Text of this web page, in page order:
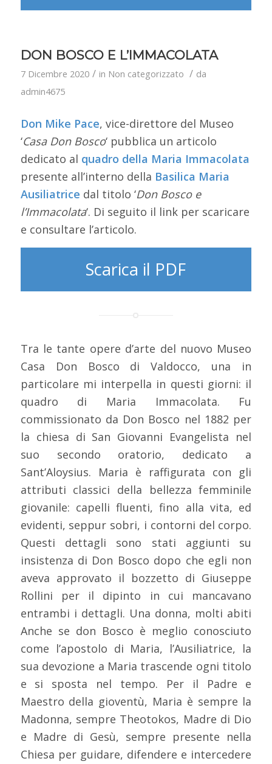
DON BOSCO E L’IMMACOLATA
7 Dicembre 2020 / in Non categorizzato / da
admin4675
Don Mike Pace, vice-direttore del Museo
‘Casa Don Bosco‘ pubblica un articolo
dedicato al quadro della Maria Immacolata
presente all’interno della Basilica Maria
Ausiliatrice dal titolo ‘Don Bosco e
l’Immacolata‘. Di seguito il link per scaricare
e consultare l’articolo.
Scarica il PDF
Tra le tante opere d’arte del nuovo Museo
Casa Don Bosco di Valdocco, una in
particolare mi interpella in questi giorni: il
quadro di Maria Immacolata. Fu
commissionato da Don Bosco nel 1882 per
la chiesa di San Giovanni Evangelista nel
suo secondo oratorio, dedicato a
Sant’Aloysius. Maria è raffigurata con gli
attributi classici della bellezza femminile
giovanile: capelli fluenti, fino alla vita, ed
evidenti, seppur sobri, i contorni del corpo.
Questi dettagli sono stati aggiunti su
insistenza di Don Bosco dopo che egli non
aveva approvato il bozzetto di Giuseppe
Rollini per il dipinto in cui mancavano
entrambi i dettagli. Una donna, molti abiti
Anche se don Bosco è meglio conosciuto
come l’apostolo di Maria, l’Ausiliatrice, la
sua devozione a Maria trascende ogni titolo
e si sposta nel tempo. Per il Padre e
Maestro della gioventù, Maria è sempre la
Madonna, sempre Theotokos, Madre di Dio
e Madre di Gesù, sempre presente nella
Chiesa per guidare, difendere e intercedere